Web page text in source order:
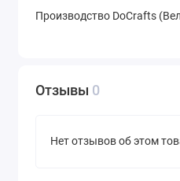
Производство DoCrafts
Отзывы 0
Нет отзывов об этом